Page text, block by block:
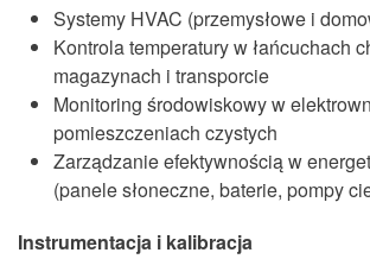
Systemy HVAC (przemysłowe i
Kontrola temperatury w łańcuchach
magazynach i transporcie
Monitoring środowiskowy w
pomieszczeniach czystych
Zarządzanie efektywnością w
(panele słoneczne, baterie, pompy
Instrumentacja i kalibracja